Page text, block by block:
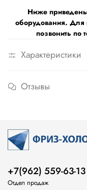
Ниже
оборудования. Для
позвонить по
Характеристики
Отзывы
+7(962) 559-63-13
Отдел продаж